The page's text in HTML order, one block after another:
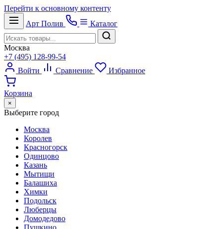
Перейти к основному контенту
Арт Полив Каталог
Москва
+7 (495) 128-99-54
Войти
Сравнение Избранное
Корзина
×
Выберите город
Москва
Королев
Красногорск
Одинцово
Казань
Мытищи
Балашиха
Химки
Подольск
Люберцы
Домодедово
Пушкино